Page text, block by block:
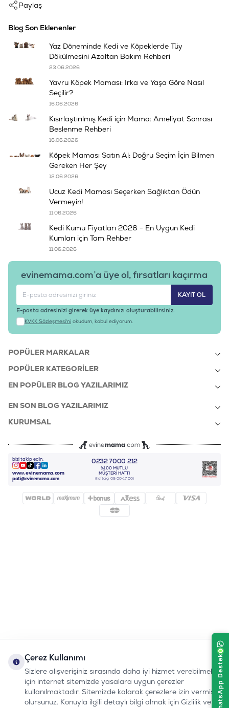
Paylaş
Blog Son Eklenenler
Yaz Döneminde Kedi ve Köpeklerde Tüy
Dökülmesini Azaltan Bakım Rehberi
23.06.2026
Yavru Köpek Maması: Irka ve Yaşa Göre Nasıl
Seçilir?
16.06.2026
Kısırlaştırılmış Kedi için Mama: Ameliyat Sonrası
Beslenme Rehberi
16.06.2026
Köpek Maması Satın Al: Doğru Seçim İçin Bilmen
Gereken Her Şey
12.06.2026
Ucuz Kedi Maması Seçerken Sağlıktan Ödün
Vermeyin!
11.06.2026
Kedi Kumu Fiyatları 2026 - En Uygun Kedi
Kumları için Tam Rehber
11.06.2026
evinemama.com’a üye ol, fırsatları kaçırma
KAYIT OL
E-posta adresinizi girerek üye kaydınızı oluşturabilirsiniz.
KVKK Sözleşmesi'ni okudum, kabul ediyorum.
POPÜLER MARKALAR
POPÜLER KATEGORILER
EN POPÜLER BLOG YAZILARIMIZ
EN SON BLOG YAZILARIMIZ
KURUMSAL
bizi takip edin:
Instagram
Youtube
TiktokFacebook
Linkedin
www.evinemama.com
pati@evinemama.com
0232 7000 212
%100 MUTLU
MÜŞTERI HATTI
(haftaiçi 09.00-17.00)
Çerez Kullanımı
Sizlere alışverişiniz sırasında daha iyi hizmet verebilmek
için internet sitemizde yasalara uygun çerezler
kullanılmaktadır. Sitemizde kalarak çerezlere izin vermiş
olursunuz. Konuyla ilgili detaylı bilgi almak için Gizlilik ve